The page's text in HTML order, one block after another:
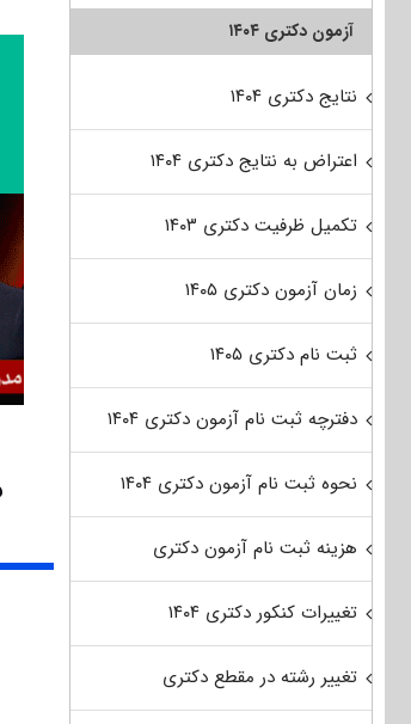
آزمون دکتری ۱۴۰۴
نتایج دکتری ۱۴۰۴
اعتراض به نتایج دکتری ۱۴۰۴
تکمیل ظرفیت دکتری ۱۴۰۳
زمان آزمون دکتری ۱۴۰۵
ثبت نام دکتری ۱۴۰۵
دفترچه ثبت نام آزمون دکتری ۱۴۰۴
نحوه ثبت نام آزمون دکتری ۱۴۰۴
هزینه ثبت نام آزمون دکتری
تغییرات کنکور دکتری ۱۴۰۴
تغییر رشته در مقطع دکتری